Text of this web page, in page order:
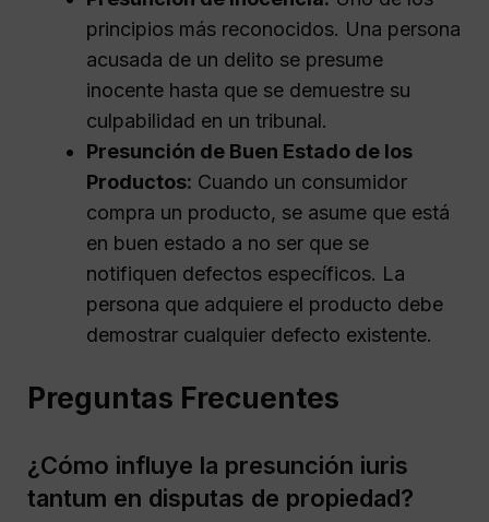
principios más reconocidos. Una persona
acusada de un delito se presume
inocente hasta que se demuestre su
culpabilidad en un tribunal.
Presunción de Buen Estado de los
Productos: Cuando un consumidor
compra un producto, se asume que está
en buen estado a no ser que se
notifiquen defectos específicos. La
persona que adquiere el producto debe
demostrar cualquier defecto existente.
Preguntas Frecuentes
¿Cómo influye la presunción iuris
tantum en disputas de propiedad?